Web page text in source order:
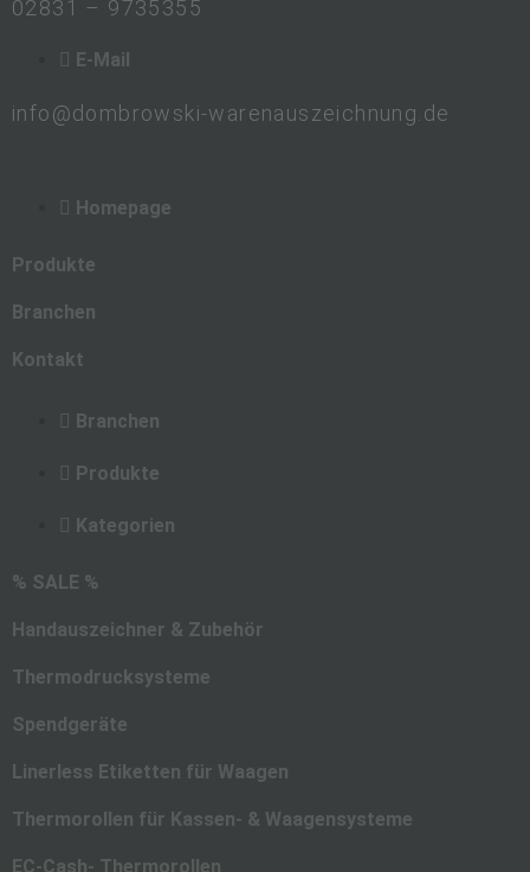
02831 – 9735355
E-Mail
info@dombrowski-warenauszeichnung.de
Homepage
Produkte
Branchen
Kontakt
Branchen
Produkte
Kategorien
% SALE %
Handauszeichner & Zubehör
Thermodrucksysteme
Spendgeräte
Linerless Etiketten für Waagen
Thermorollen für Kassen- & Waagensysteme
EC-Cash- Thermorollen